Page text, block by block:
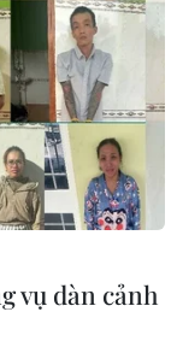
vụ dàn cảnh